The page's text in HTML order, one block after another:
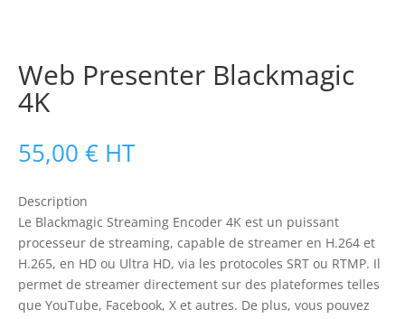
Web Presenter Blackmagic
4K
55,00 € HT
Description
Le Blackmagic Streaming Encoder 4K est un puissant
processeur de streaming, capable de streamer en H.264 et
H.265, en HD ou Ultra HD, via les protocoles SRT ou RTMP. Il
permet de streamer directement sur des plateformes telles
que YouTube, Facebook, X et autres. De plus, vous pouvez